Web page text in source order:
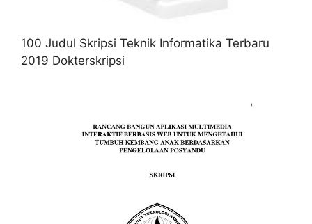
100 Judul Skripsi Teknik Informatika Terbaru
2019 Dokterskripsi